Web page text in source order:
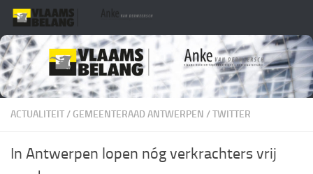
Skip to content
ACTUALITEIT/ GEMEENTERAAD ANTWERPEN /TWITTER
In Antwerpen lopen nóg verkrachters vrij